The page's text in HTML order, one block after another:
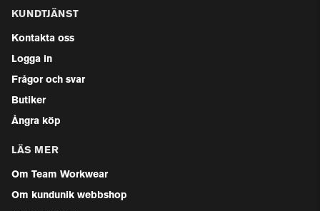
KUNDTJÄNST
Kontakta oss
Logga in
Frågor och svar
Butiker
Ångra köp
LÄS MER
Om Team Workwear
Om kundunik webbshop